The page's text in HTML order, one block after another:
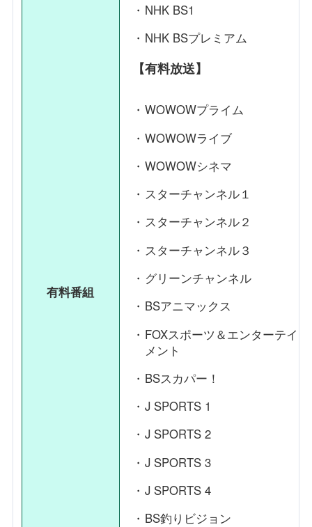
有料番組
NHK BS1
NHK BSプレミアム
【有料放送】
WOWOWプライム
WOWOWライブ
WOWOWシネマ
スターチャンネル１
スターチャンネル２
スターチャンネル３
グリーンチャンネル
BSアニマックス
FOXスポーツ＆エンターテイ
メント
BSスカパー！
J SPORTS 1
J SPORTS 2
J SPORTS 3
J SPORTS 4
BS釣りビジョン